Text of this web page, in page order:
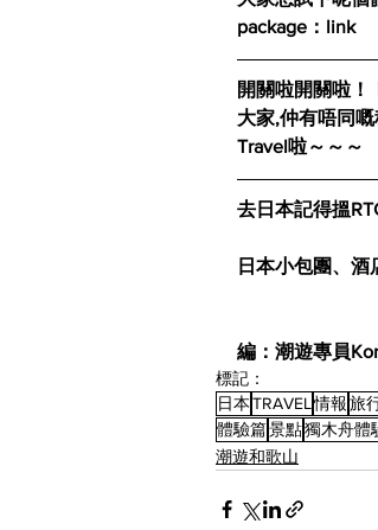
package：link
開關啦開關啦！
大家,仲有唔同
Travel啦～～～
去日本記得搵
日本小包團、
編：潮遊專員
標記：
日本TRAVEL 情報旅
體驗篇景點獨木舟體
潮遊和歌山